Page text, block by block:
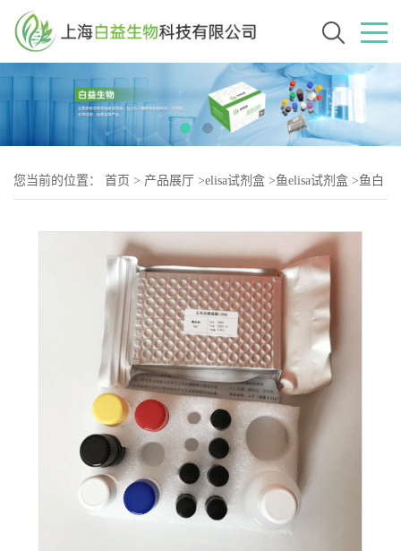
您当前的位置： 首页 > 产品展厅 >elisa试剂盒 >鱼elisa试剂盒 >鱼白